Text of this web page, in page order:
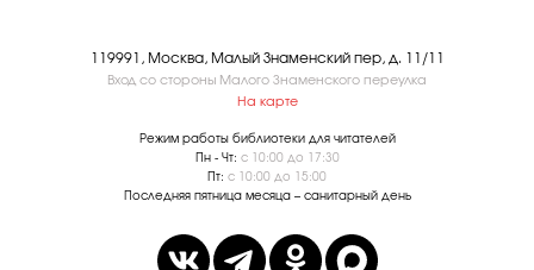
119991, Москва, Малый Знаменский пер, д. 11/11
Вход со стороны Малого Знаменского переулка
На карте
Режим работы библиотеки для читателей
Пн - Чт: с 10:00 до 17:30
Пт: с 10:00 до 15:00
Последняя пятница месяца – санитарный день